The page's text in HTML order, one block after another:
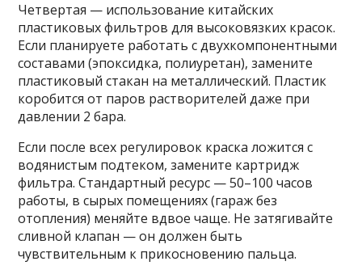
Четвертая — использование китайских
пластиковых фильтров для высоковязких красок.
Если планируете работать с двухкомпонентными
составами (эпоксидка, полиуретан), замените
пластиковый стакан на металлический. Пластик
коробится от паров растворителей даже при
давлении 2 бара.
Если после всех регулировок краска ложится с
водянистым подтеком, замените картридж
фильтра. Стандартный ресурс — 50–100 часов
работы, в сырых помещениях (гараж без
отопления) меняйте вдвое чаще. Не затягивайте
сливной клапан — он должен быть
чувствительным к прикосновению пальца.